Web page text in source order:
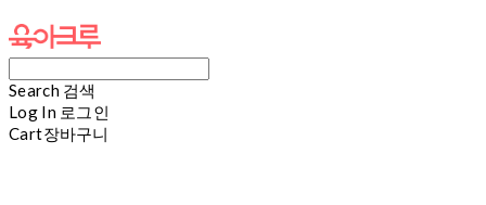
Search 검색
Log In 로그인
Cart장바구니